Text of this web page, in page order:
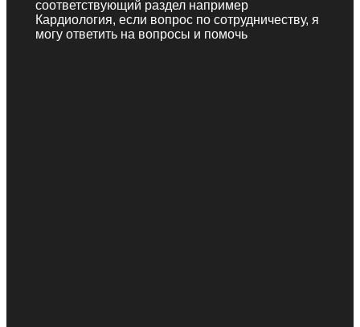
соответствующий раздел например
Кардиология, если вопрос по сотрудничеству, я
могу ответить на вопросы и помочь